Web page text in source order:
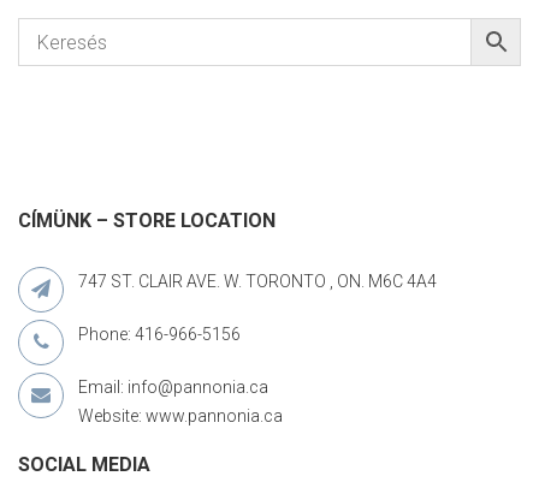
CÍMÜNK – STORE LOCATION
747 ST. CLAIR AVE. W. TORONTO , ON. M6C 4A4
Phone: 416-966-5156
Email: info@pannonia.ca
Website: www.pannonia.ca
SOCIAL MEDIA